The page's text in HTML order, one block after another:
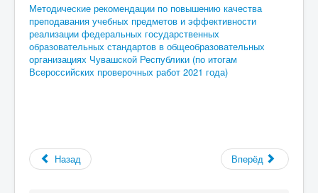
Методические рекомендации по повышению качества
преподавания учебных предметов и эффективности
реализации федеральных государственных
образовательных стандартов в общеобразовательных
организациях Чувашской Республики (по итогам
Всероссийских проверочных работ 2021 года)
Назад Вперёд